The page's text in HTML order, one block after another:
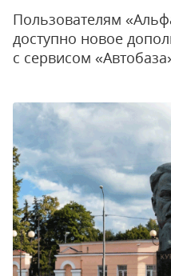
Пользователям
доступно новое
с сервисом